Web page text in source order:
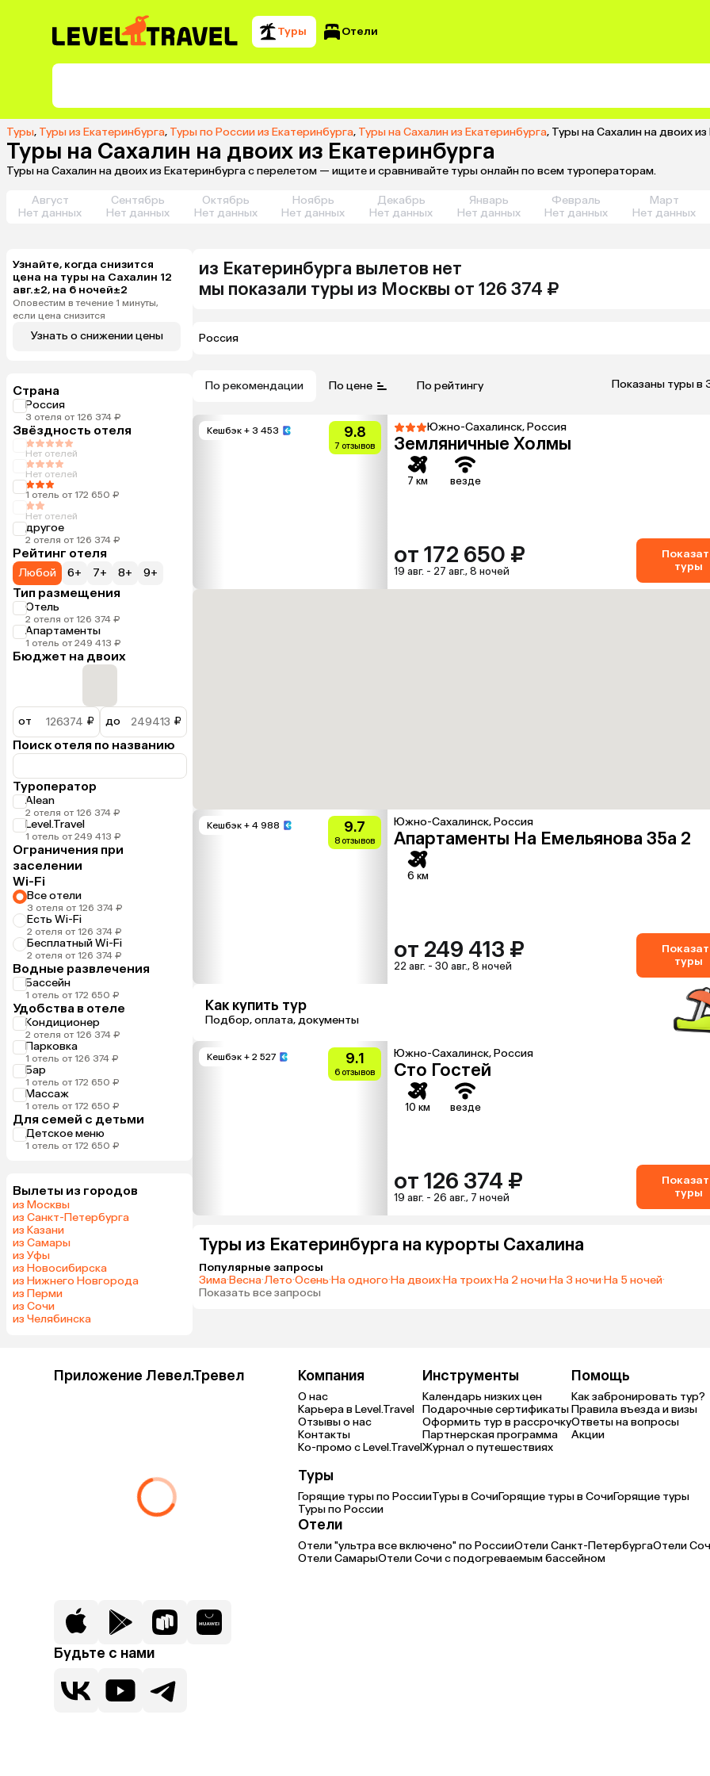
Туры Отели
Туры, Туры из Екатеринбурга, Туры по России из Екатеринбурга, Туры на Сахалин из Екатеринбурга, Туры на Сахалин на двоих
Туры на Сахалин на двоих из Екатеринбурга
Туры на Сахалин на двоих из Екатеринбурга с перелетом — ищите и сравнивайте туры онлайн по всем туроператорам.
Август
Нет данных
Сентябрь
Нет данных
Октябрь
Нет данных
Ноябрь
Нет данных
Декабрь
Нет данных
Январь
Нет данных
Февраль
Нет данных
Март
Нет данных
Узнайте, когда снизится
цена на туры на Сахалин 12
авг.±2, на 6 ночей±2
Оповестим в течение 1 минуты,
если цена снизится
Узнать о снижении цены
Страна
Россия
3 отеля от 126 374 ₽
Звёздность отеля
Нет отелей
Нет отелей
1 отель от 172 650 ₽
Нет отелей
другое
2 отеля от 126 374 ₽
Рейтинг отеля
Любой 6+ 7+ 8+ 9+
Тип размещения
Отель
2 отеля от 126 374 ₽
Апартаменты
1 отель от 249 413 ₽
Бюджет на двоих
от ₽ до ₽
Поиск отеля по названию
Туроператор
Alean
2 отеля от 126 374 ₽
Level.Travel
1 отель от 249 413 ₽
Ограничения при
заселении
Wi-Fi
Все отели
3 отеля от 126 374 ₽
Есть Wi-Fi
2 отеля от 126 374 ₽
Бесплатный Wi-Fi
2 отеля от 126 374 ₽
Водные развлечения
Бассейн
1 отель от 172 650 ₽
Удобства в отеле
Кондиционер
2 отеля от 126 374 ₽
Парковка
1 отель от 126 374 ₽
Бар
1 отель от 172 650 ₽
Массаж
1 отель от 172 650 ₽
Для семей с детьми
Детское меню
1 отель от 172 650 ₽
Вылеты из городов
из Москвы
из Санкт-Петербурга
из Казани
из Самары
из Уфы
из Новосибирска
из Нижнего Новгорода
из Перми
из Сочи
из Челябинска
из Екатеринбурга вылетов нет
мы показали туры из Москвы от 126 374 ₽
Россия
По рекомендации По цене По рейтингу Показаны туры в
Кешбэк + 3 453 9.8
7 отзывов
Южно-Сахалинск, Россия
Земляничные Холмы
7 км везде
от 172 650 ₽
19 авг. - 27 авг., 8 ночей
туры
Кешбэк + 4 988 9.7
8 отзывов
Южно-Сахалинск, Россия
Апартаменты На Емельянова 35а 2
6 км
от 249 413 ₽
22 авг. - 30 авг., 8 ночей
туры
Как купить тур
Подбор, оплата, документы
Кешбэк + 2 527 9.1
6 отзывов
Южно-Сахалинск, Россия
Сто Гостей
10 км везде
от 126 374 ₽
19 авг. - 26 авг., 7 ночей
туры
Туры из Екатеринбурга на курорты Сахалина
Популярные запросы
Зима·Весна·Лето·Осень·На одного·На двоих·На троих·На 2 ночи·На 3 ночи·На 5 ночей·
Показать все запросы
Приложение Левел.Тревел
Будьте с нами
Компания
О нас
Карьера в Level.Travel
Отзывы о нас
Контакты
Ко-промо с Level.Travel
Инструменты
Календарь низких цен
Подарочные сертификаты
Оформить тур в рассрочку
Партнерская программа
Журнал о путешествиях
Помощь
Как забронировать тур?
Правила въезда и визы
Ответы на вопросы
Акции
Туры
Горящие туры по РоссииТуры в СочиГорящие туры в СочиГорящие туры
Туры по России
Отели
Отели "ультра все включено" по РоссииОтели Санкт-ПетербургаОтели
Отели СамарыОтели Сочи с подогреваемым бассейном